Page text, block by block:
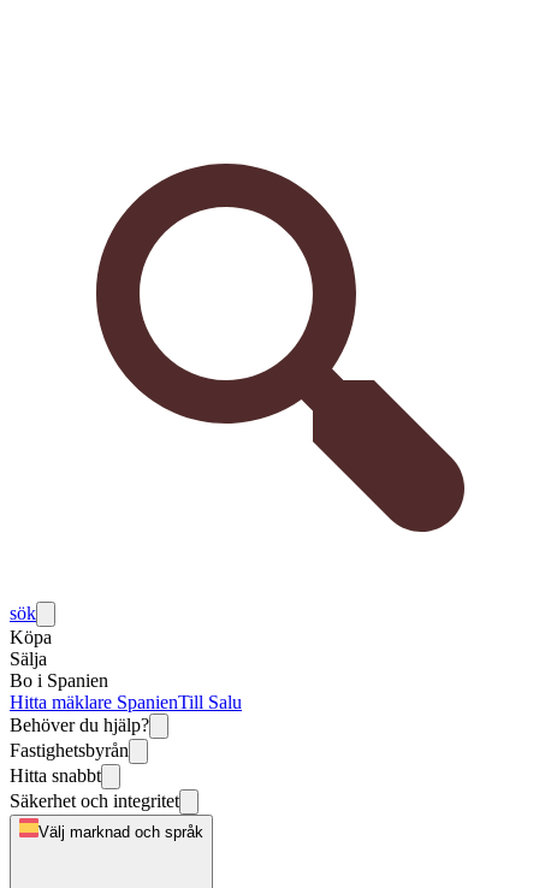
sök
Köpa
Sälja
Bo i Spanien
Hitta mäklare SpanienTill Salu
Behöver du hjälp?
Fastighetsbyrån
Hitta snabbt
Säkerhet och integritet
Välj marknad och språk